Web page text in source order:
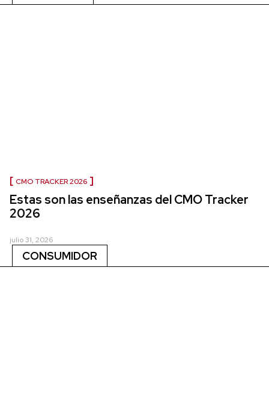
CMO TRACKER 2026
Estas son las enseñanzas del CMO Tracker
2026
julio 31, 2026
CONSUMIDOR